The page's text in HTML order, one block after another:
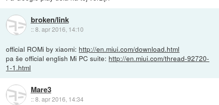
broken/link
::8. apr 2016, 14:10
official ROMi by xiaomi: http://en.miui.com/download.html
pa še official english Mi PC suite: http://en.miui.com/thread-92720-
1-1.html
Mare3
::8. apr 2016, 14:34